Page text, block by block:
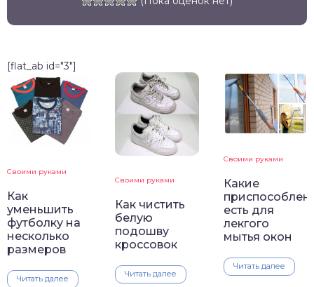
[flat_ab id="3"]
Своими руками
Как
уменьшить
футболку на
несколько
размеров
Читать далее
Своими руками
Как чистить
белую
подошву
кроссовок
Читать далее
Своими руками
Какие
есть для
лекгого
мытья окон
Читать далее